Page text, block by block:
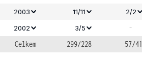
2003
11/11 2/2
2002
3/5 -
Celkem 299/228 57/41